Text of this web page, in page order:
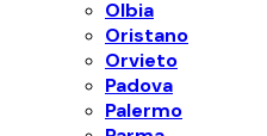
Olbia
Oristano
Orvieto
Padova
Palermo